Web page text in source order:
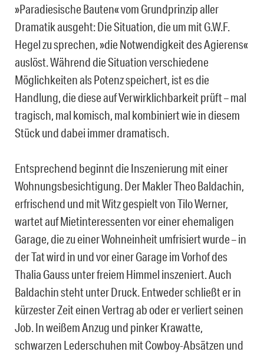
»Paradiesische Bauten« vom Grundprinzip aller
Dramatik ausgeht: Die Situation, die um mit G.W.F.
Hegel zu sprechen, »die Notwendigkeit des Agierens«
auslöst. Während die Situation verschiedene
Möglichkeiten als Potenz speichert, ist es die
Handlung, die diese auf Verwirklichbarkeit prüft – mal
tragisch, mal komisch, mal kombiniert wie in diesem
Stück und dabei immer dramatisch.
Entsprechend beginnt die Inszenierung mit einer
Wohnungsbesichtigung. Der Makler Theo Baldachin,
erfrischend und mit Witz gespielt von Tilo Werner,
wartet auf Mietinteressenten vor einer ehemaligen
Garage, die zu einer Wohneinheit umfrisiert wurde – in
der Tat wird in und vor einer Garage im Vorhof des
Thalia Gauss unter freiem Himmel inszeniert. Auch
Baldachin steht unter Druck. Entweder schließt er in
kürzester Zeit einen Vertrag ab oder er verliert seinen
Job. In weißem Anzug und pinker Krawatte,
schwarzen Lederschuhen mit Cowboy-Absätzen und